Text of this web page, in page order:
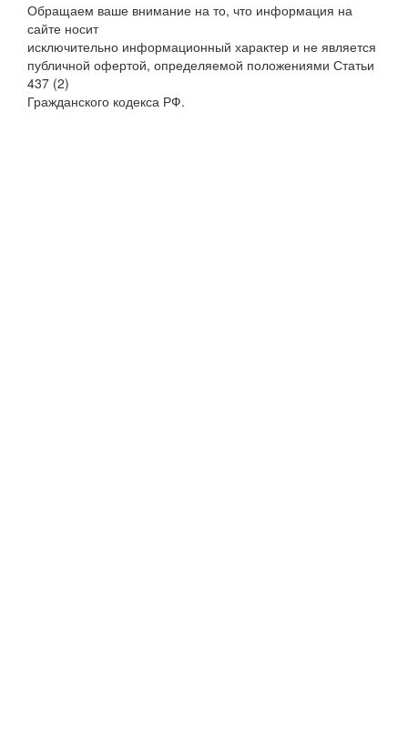
Обращаем ваше внимание на то, что информация на
сайте носит
исключительно информационный характер и не является
публичной офертой, определяемой положениями Статьи
437 (2)
Гражданского кодекса РФ.